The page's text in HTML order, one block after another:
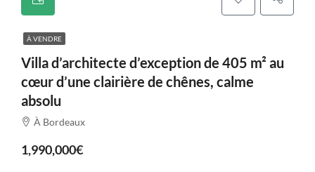
À VENDRE
Villa d’architecte d’exception de 405 m² au
cœur d’une clairière de chênes, calme
absolu
À Bordeaux
1,990,000€